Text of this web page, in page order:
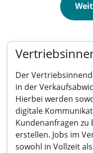
Der
in der
Hierbei werden
digitale
Kundenanfragen zu
erstellen. Jobs im
sowohl in Vollzeit